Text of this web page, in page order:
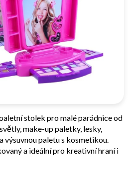
stolek pro malé parádnice od
make-up paletky, lesky,
výsuvnou paletu s kosmetikou.
a ideální pro kreativní hraní i